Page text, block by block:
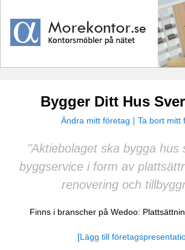
Bygger Ditt Hus
Ändra mitt företag Ta bort mitt
"Aktiebolaget ska bygga hus
byggservice i form av
renovering och
Finns i branscher på Wedoo:
[Lägg till